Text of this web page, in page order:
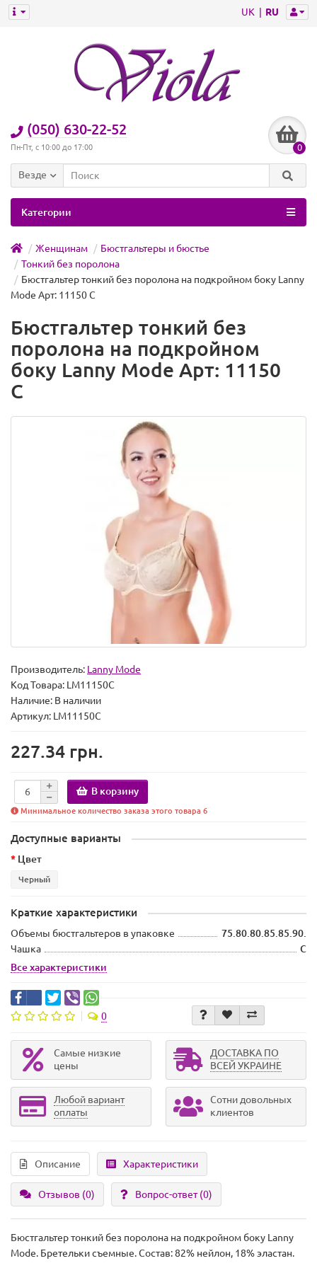
UK RU
(050) 630-22-52
Пн-Пт, с 10:00 до 17:00 0
Везде
Категории
Женщинам
Бюстгальтеры и бюстье
Тонкий без поролона
Бюстгальтер тонкий без поролона на подкройном боку Lanny
Mode Арт: 11150 C
Бюстгальтер тонкий без
поролона на подкройном
боку Lanny Mode Арт: 11150
C
Производитель: Lanny Mode
Код Товара: LM11150C
Наличие: В наличии
Артикул: LM11150C
227.34 грн.
В корзину
Минимальное количество заказа этого товара 6
Доступные варианты
Цвет
Черный
Краткие характеристики
Объемы бюстгальтеров в упаковке
75.80.80.85.85.90.
Чашка
C
Все характеристики
0
Самые низкие
цены
ДОСТАВКА ПО
ВСЕЙ УКРАИНЕ
Любой вариант
оплаты
Сотни довольных
клиентов
Описание Характеристики
Отзывов (0) Вопрос-ответ(0)
Бюстгальтер тонкий без поролона на подкройном боку Lanny
Mode. Бретельки съемные. Состав: 82% нейлон, 18% эластан.